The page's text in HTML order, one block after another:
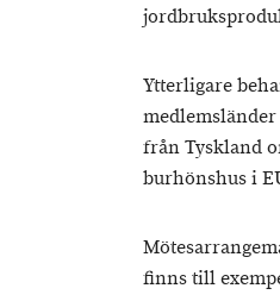
Ytterligare
från Tyskland
burhönshus i
finns till